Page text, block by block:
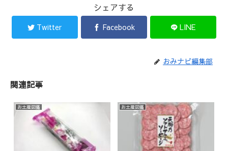
シェアする
Twitter Facebook LINE
おみナビ編集部
関連記事
お土産図鑑 お土産図鑑